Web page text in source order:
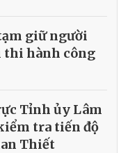
giữ người
thi hành công
Tỉnh ủy Lâm
tra tiến độ
Thiết